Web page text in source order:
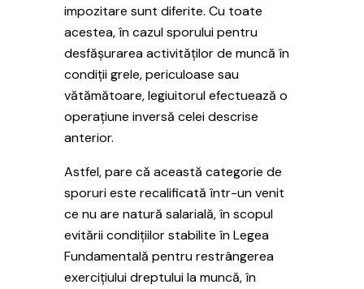
impozitare sunt diferite. Cu toate
acestea, în cazul sporului pentru
desfășurarea activităților de muncă în
condiții grele, periculoase sau
vătămătoare, legiuitorul efectuează o
operațiune inversă celei descrise
anterior.
Astfel, pare că această categorie de
sporuri este recalificată într-un venit
ce nu are natură salarială, în scopul
evitării condițiilor stabilite în Legea
Fundamentală pentru restrângerea
exercițiului dreptului la muncă, în